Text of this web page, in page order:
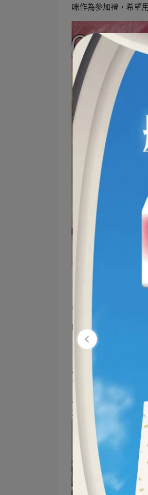
咪作為參加禮，希望
「每一位媽咪，都
從懷孕開始，媽咪們
的一部分。但即使如
「好孕媽咪雲漾走秀
那些看似簡單的步伐
一天，她們不只是誰
林新醫院透過活動用
念裡。因為我們始終